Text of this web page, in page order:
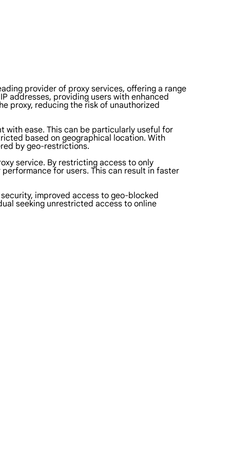
provider of proxy services, offering a range
addresses, providing users with enhanced
proxy, reducing the risk of unauthorized
with ease. This can be particularly useful for
based on geographical location. With
by geo-restrictions.
service. By restricting access to only
for users. This can result in faster
improved access to geo-blocked
seeking unrestricted access to online